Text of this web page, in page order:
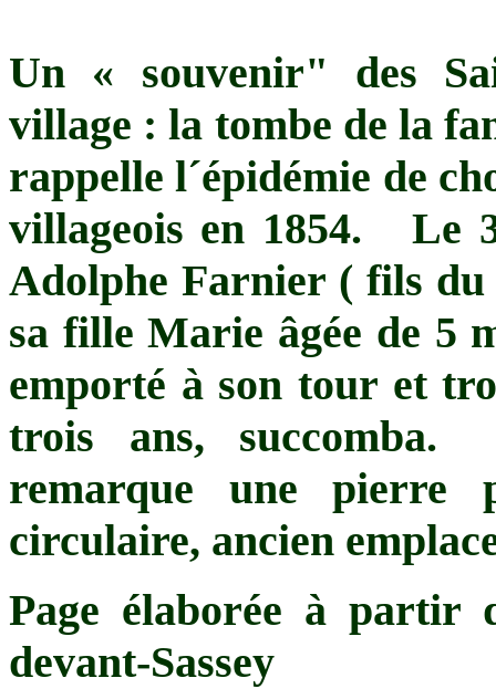
Un « souvenir" des
village : la tombe de la
rappelle l´épidémie de
villageois en 1854. Le
Adolphe Farnier ( fils du
sa fille Marie âgée de 5
emporté à son tour et
trois ans,
remarque une pierre
circulaire, ancien
Page élaborée à
devant-Sassey